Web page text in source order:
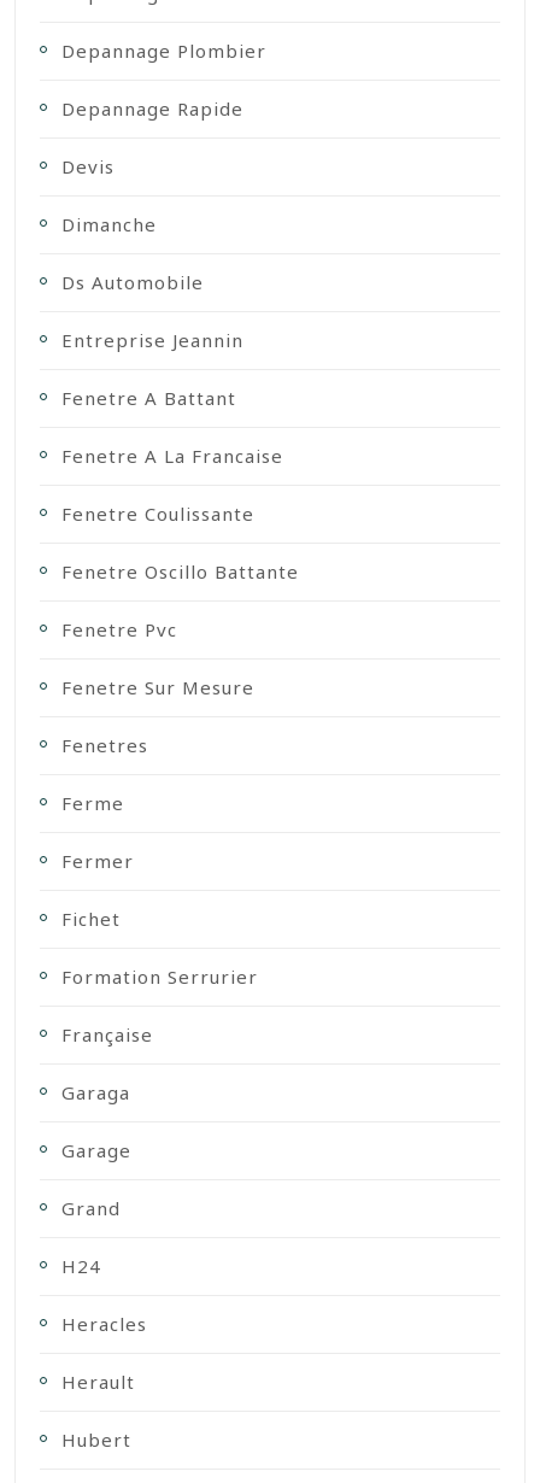
Depannage Plombier
Depannage Rapide
Devis
Dimanche
Ds Automobile
Entreprise Jeannin
Fenetre A Battant
Fenetre A La Francaise
Fenetre Coulissante
Fenetre Oscillo Battante
Fenetre Pvc
Fenetre Sur Mesure
Fenetres
Ferme
Fermer
Fichet
Formation Serrurier
Française
Garaga
Garage
Grand
H24
Heracles
Herault
Hubert